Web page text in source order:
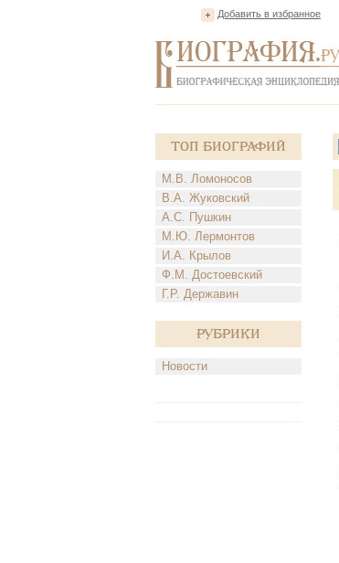
Добавить в избранное
Топ Биографий
М.В. Ломоносов
В.А. Жуковский
А.С. Пушкин
М.Ю. Лермонтов
И.А. Крылов
Ф.М. Достоевский
Г.Р. Державин
Рубрики
Новости